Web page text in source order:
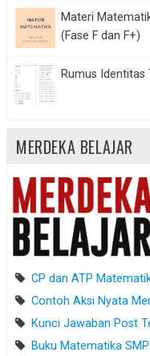
Materi
(Fase F dan F+)
Rumus
MERDEKA BELAJAR
CP dan ATP
Contoh Aksi Nyata
Kunci Jawaban Post
Buku Matematika SMP